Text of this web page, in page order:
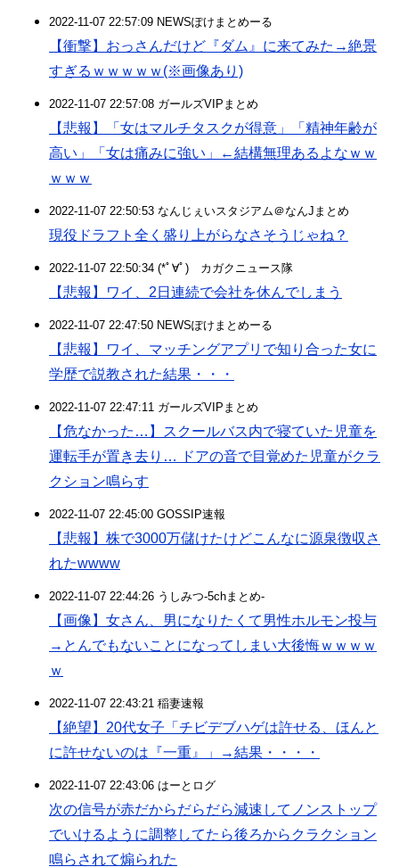
2022-11-07 22:57:09 NEWSぽけまとめーる
【衝撃】おっさんだけど『ダム』に来てみた→絶景
すぎるｗｗｗｗｗ(※画像あり)
2022-11-07 22:57:08 ガールズVIPまとめ
【悲報】「女はマルチタスクが得意」「精神年齢が
高い」「女は痛みに強い」←結構無理あるよなｗｗ
ｗｗｗ
2022-11-07 22:50:53 なんじぇいスタジアム＠なんJまとめ
現役ドラフト全く盛り上がらなさそうじゃね？
2022-11-07 22:50:34 (*ﾟ∀ﾟ)ゞカガクニュース隊
【悲報】ワイ、2日連続で会社を休んでしまう
2022-11-07 22:47:50 NEWSぽけまとめーる
【悲報】ワイ、マッチングアプリで知り合った女に
学歴で説教された結果・・・
2022-11-07 22:47:11 ガールズVIPまとめ
【危なかった…】スクールバス内で寝ていた児童を
運転手が置き去り… ドアの音で目覚めた児童がクラ
クション鳴らす
2022-11-07 22:45:00 GOSSIP速報
【悲報】株で3000万儲けたけどこんなに源泉徴収さ
れたwwww
2022-11-07 22:44:26 うしみつ-5chまとめ-
【画像】女さん、男になりたくて男性ホルモン投与
→とんでもないことになってしまい大後悔ｗｗｗｗ
ｗ
2022-11-07 22:43:21 稲妻速報
【絶望】20代女子「チビデブハゲは許せる、ほんと
に許せないのは『一重』」→結果・・・・
2022-11-07 22:43:06 はーとログ
次の信号が赤だからだらだら減速してノンストップ
でいけるように調整してたら後ろからクラクション
鳴らされて煽られた